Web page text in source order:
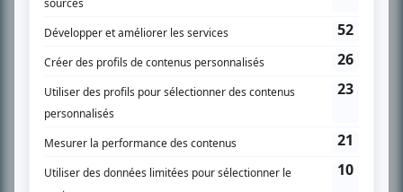
Recherche avancée
À propos
Nous contacter
Termes et conditions
Politique de confidentialité
Gestion du consentement